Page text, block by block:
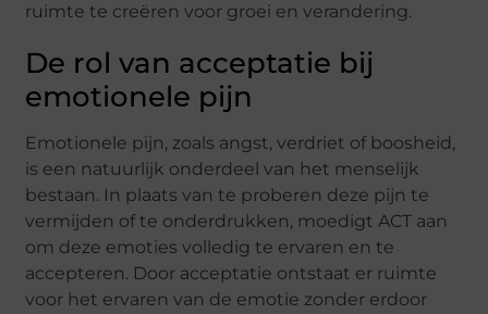
ruimte te creëren voor groei en verandering.
De rol van acceptatie bij
emotionele pijn
Emotionele pijn, zoals angst, verdriet of boosheid,
is een natuurlijk onderdeel van het menselijk
bestaan. In plaats van te proberen deze pijn te
vermijden of te onderdrukken, moedigt ACT aan
om deze emoties volledig te ervaren en te
accepteren. Door acceptatie ontstaat er ruimte
voor het ervaren van de emotie zonder erdoor